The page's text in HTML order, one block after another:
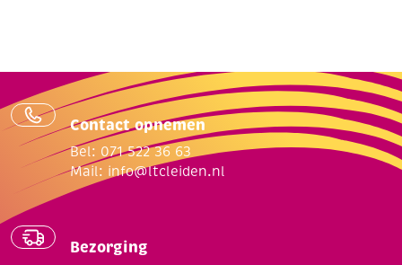
Contact opnemen
Bel: 071 522 36 63
Mail: info@ltcleiden.nl
Bezorging